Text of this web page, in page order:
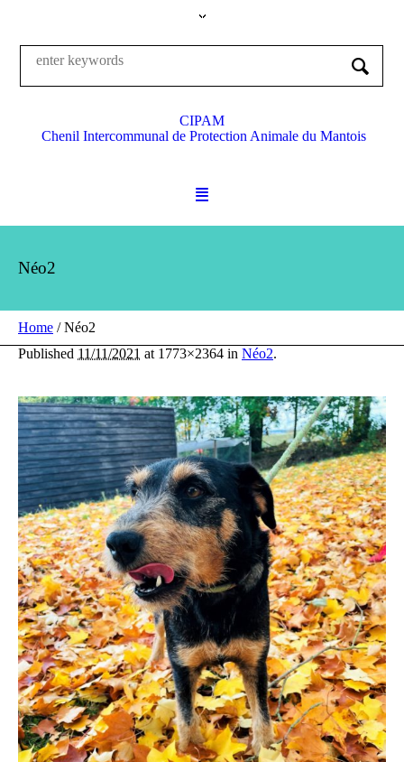
CIPAM
Chenil Intercommunal de Protection Animale du Mantois
Néo2
Home /Néo2
Published 11/11/2021 at 1773×2364 in Néo2.